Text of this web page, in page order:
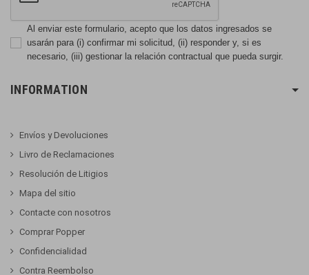
Al enviar este formulario, acepto que los datos ingresados se
usarán para (i) confirmar mi solicitud, (ii) responder y, si es
necesario, (iii) gestionar la relación contractual que pueda surgir.
INFORMATION
Envíos y Devoluciones
Livro de Reclamaciones
Resolución de Litigios
Mapa del sitio
Contacte con nosotros
Comprar Popper
Confidencialidad
Contra Reembolso